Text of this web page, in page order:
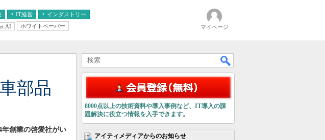
IT経営 インダストリー
ホワイトペーパー マイページ
部品
創業の啓愛社がい
8000点以上の技術資料や導入事例など、IT導入の課
題解決に役立つ情報を入手できます。
アイティメディアからのお知らせ